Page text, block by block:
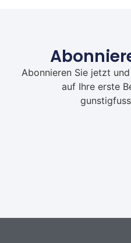
Abonnieren Sie jetzt
auf Ihre erste